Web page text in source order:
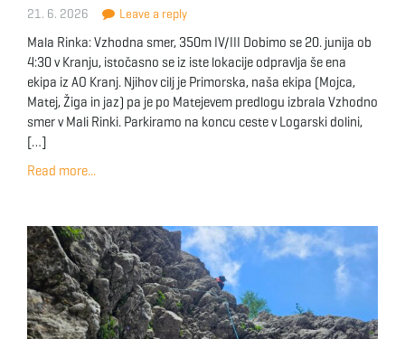
21. 6. 2026 Leave a reply
Mala Rinka: Vzhodna smer, 350m IV/III Dobimo se 20. junija ob
4:30 v Kranju, istočasno se iz iste lokacije odpravlja še ena
ekipa iz AO Kranj. Njihov cilj je Primorska, naša ekipa (Mojca,
Matej, Žiga in jaz) pa je po Matejevem predlogu izbrala Vzhodno
smer v Mali Rinki. Parkiramo na koncu ceste v Logarski dolini,
[…]
Read more...